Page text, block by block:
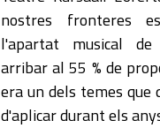
nostres fronteres
l'apartat musical
arribar al 55 % de
era un dels temes que
d'aplicar durant els